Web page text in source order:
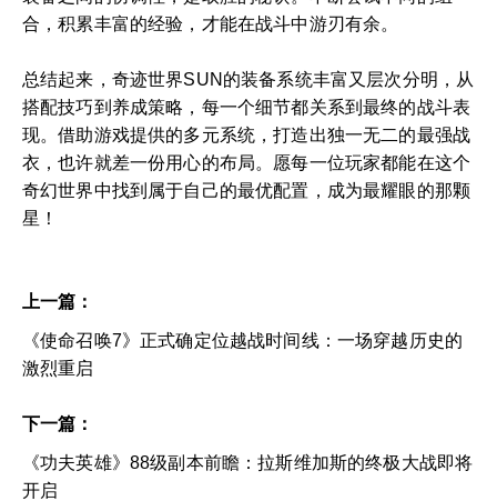
合，积累丰富的经验，才能在战斗中游刃有余。
总结起来，奇迹世界SUN的装备系统丰富又层次分明，从
搭配技巧到养成策略，每一个细节都关系到最终的战斗表
现。借助游戏提供的多元系统，打造出独一无二的最强战
衣，也许就差一份用心的布局。愿每一位玩家都能在这个
奇幻世界中找到属于自己的最优配置，成为最耀眼的那颗
星！
上一篇：
《使命召唤7》正式确定位越战时间线：一场穿越历史的
激烈重启
下一篇：
《功夫英雄》88级副本前瞻：拉斯维加斯的终极大战即将
开启